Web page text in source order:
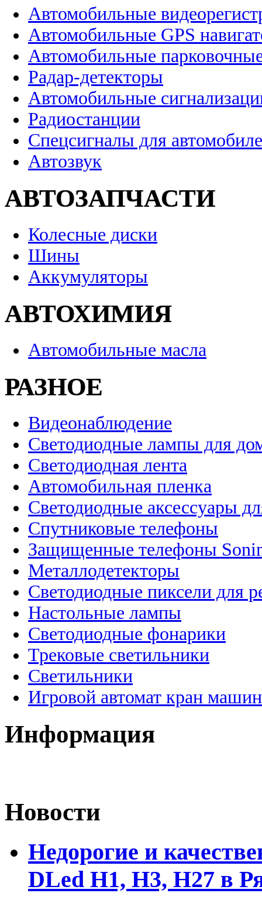
Автомобильные
Автомобильные GPS
Автомобильные
Радар-детекторы
Автомобильные
Радиостанции
Спецсигналы для
Автозвук
АВТОЗАПЧАСТИ
Колесные диски
Шины
Аккумуляторы
АВТОХИМИЯ
Автомобильные масла
РАЗНОЕ
Видеонаблюдение
Светодиодные лампы для
Светодиодная лента
Автомобильная пленка
Светодиодные аксессуары
Спутниковые телефоны
Защищенные телефоны
Металлодетекторы
Светодиодные пиксели для
Настольные лампы
Светодиодные фонарики
Трековые светильники
Светильники
Игровой автомат кран
Информация
Новости
Недорогие и
DLed Н1, Н3, Н27 в